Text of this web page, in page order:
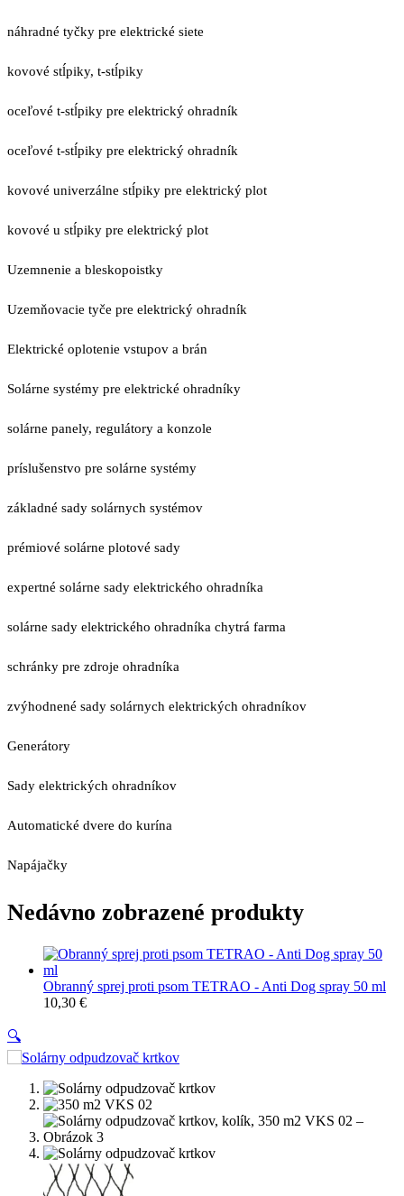
náhradné tyčky pre elektrické siete
kovové stĺpiky, t-stĺpiky
oceľové t-stĺpiky pre elektrický ohradník
oceľové t-stĺpiky pre elektrický ohradník
kovové univerzálne stĺpiky pre elektrický plot
kovové u stĺpiky pre elektrický plot
Uzemnenie a bleskopoistky
Uzemňovacie tyče pre elektrický ohradník
Elektrické oplotenie vstupov a brán
Solárne systémy pre elektrické ohradníky
solárne panely, regulátory a konzole
príslušenstvo pre solárne systémy
základné sady solárnych systémov
prémiové solárne plotové sady
expertné solárne sady elektrického ohradníka
solárne sady elektrického ohradníka chytrá farma
schránky pre zdroje ohradníka
zvýhodnené sady solárnych elektrických ohradníkov
Generátory
Sady elektrických ohradníkov
Automatické dvere do kurína
Napájačky
Nedávno zobrazené produkty
Obranný sprej proti psom TETRAO - Anti Dog spray 50 ml
10,30 €
🔍